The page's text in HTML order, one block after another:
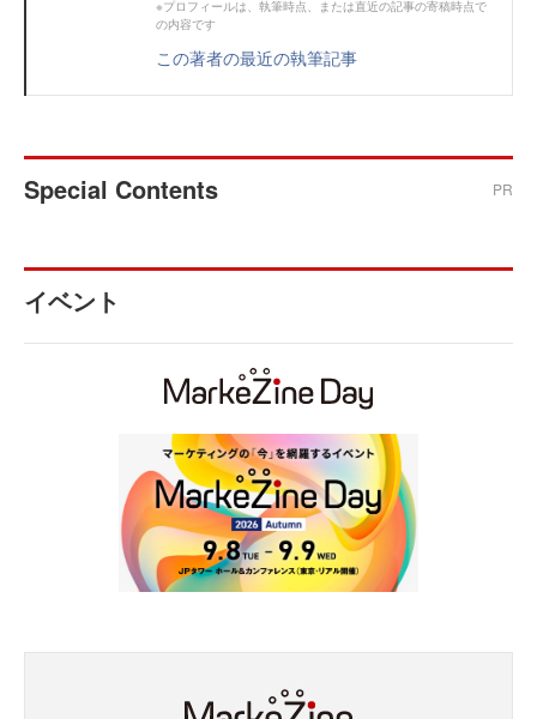
※プロフィールは、執筆時点、または直近の記事の寄稿時点で
の内容です
この著者の最近の執筆記事
Special Contents PR
イベント